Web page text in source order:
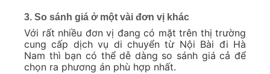
3. So sánh giá ở một vài đơn vị khác
Với rất nhiều đơn vị đang có mặt trên thị trường
cung cấp dịch vụ di chuyển từ Nội Bài đi Hà
Nam thì bạn có thể dễ dàng so sánh giá cả để
chọn ra phương án phù hợp nhất.